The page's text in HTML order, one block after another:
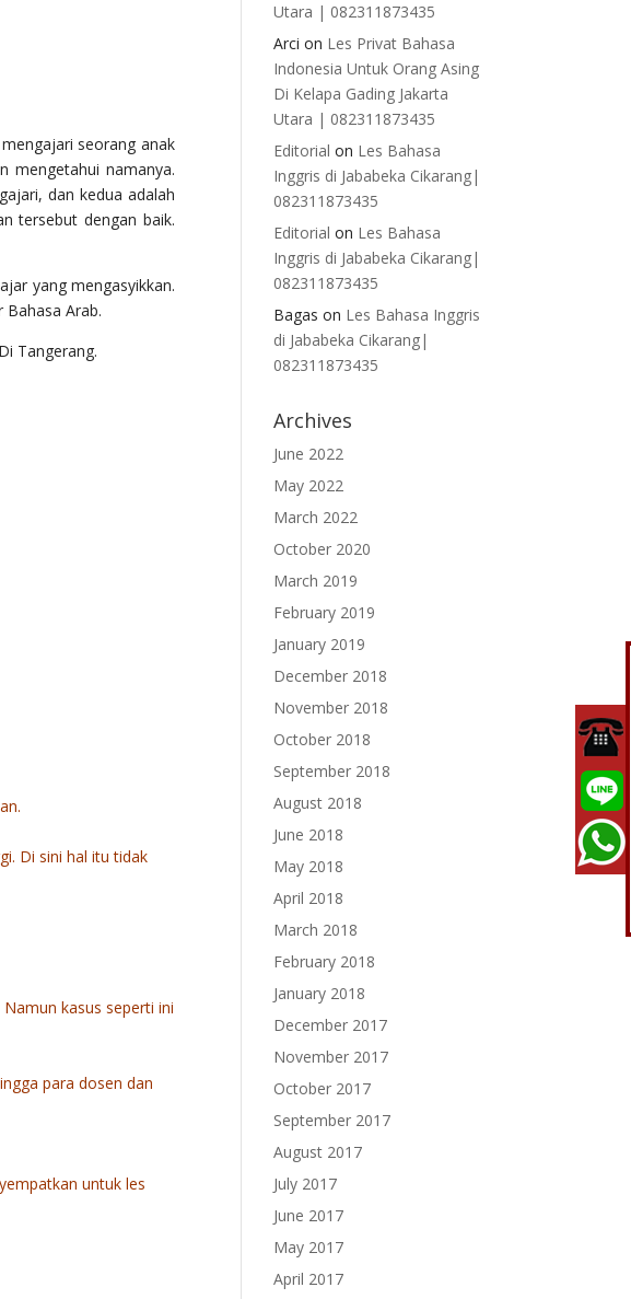
seorang anak
mengetahui namanya.
dan kedua adalah
tersebut dengan baik.
yang mengasyikkan.
Arab.
Tangerang.
Di sini hal itu tidak
kasus seperti ini
para dosen dan
untuk les
Utara | 082311873435
Arci on Les Privat Bahasa
Indonesia Untuk Orang Asing
Di Kelapa Gading Jakarta
Utara | 082311873435
Editorial on Les Bahasa
Inggris di Jababeka Cikarang|
082311873435
Editorial on Les Bahasa
Inggris di Jababeka Cikarang|
082311873435
Bagas on Les Bahasa Inggris
di Jababeka Cikarang|
082311873435
Archives
June 2022
May 2022
March 2022
October 2020
March 2019
February 2019
January 2019
December 2018
November 2018
October 2018
September 2018
August 2018
June 2018
May 2018
April 2018
March 2018
February 2018
January 2018
December 2017
November 2017
October 2017
September 2017
August 2017
July 2017
June 2017
May 2017
April 2017